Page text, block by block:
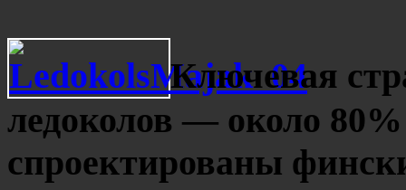
Ключевая
ледоколов — около
спроектированы